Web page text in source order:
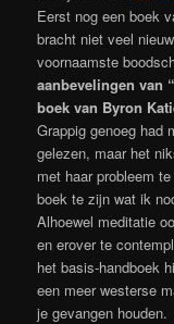
Eerst nog een boek
bracht niet veel
voornaamste
aanbevelingen van
boek van Byron
Grappig genoeg had
gelezen, maar het
met haar probleem
boek te zijn wat ik
Alhoewel meditatie
en erover te
het basis-handboek
een meer westerse
je gevangen houden.